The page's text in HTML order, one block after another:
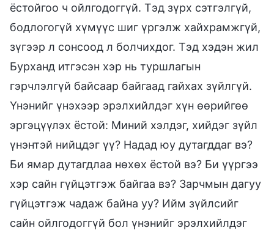
ёстойгоо ч ойлгодоггүй. Тэд зүрх сэтгэлгүй,
бодлогогүй хүмүүс шиг үргэлж хайхрамжгүй,
зүгээр л сонсоод л болчихдог. Тэд хэдэн жил
Бурханд итгэсэн хэр нь туршлагын
гэрчлэлгүй байсаар байгаад гайхах зүйлгүй.
Үнэнийг үнэхээр эрэлхийлдэг хүн өөрийгөө
эргэцүүлэх ёстой: Миний хэлдэг, хийдэг зүйл
үнэнтэй нийцдэг үү? Надад юу дутагддаг вэ?
Би ямар дутагдлаа нөхөх ёстой вэ? Би үүргээ
хэр сайн гүйцэтгэж байгаа вэ? Зарчмын дагуу
гүйцэтгэж чадаж байна уу? Ийм зүйлсийг
сайн ойлгодоггүй бол үнэнийг эрэлхийлдэг